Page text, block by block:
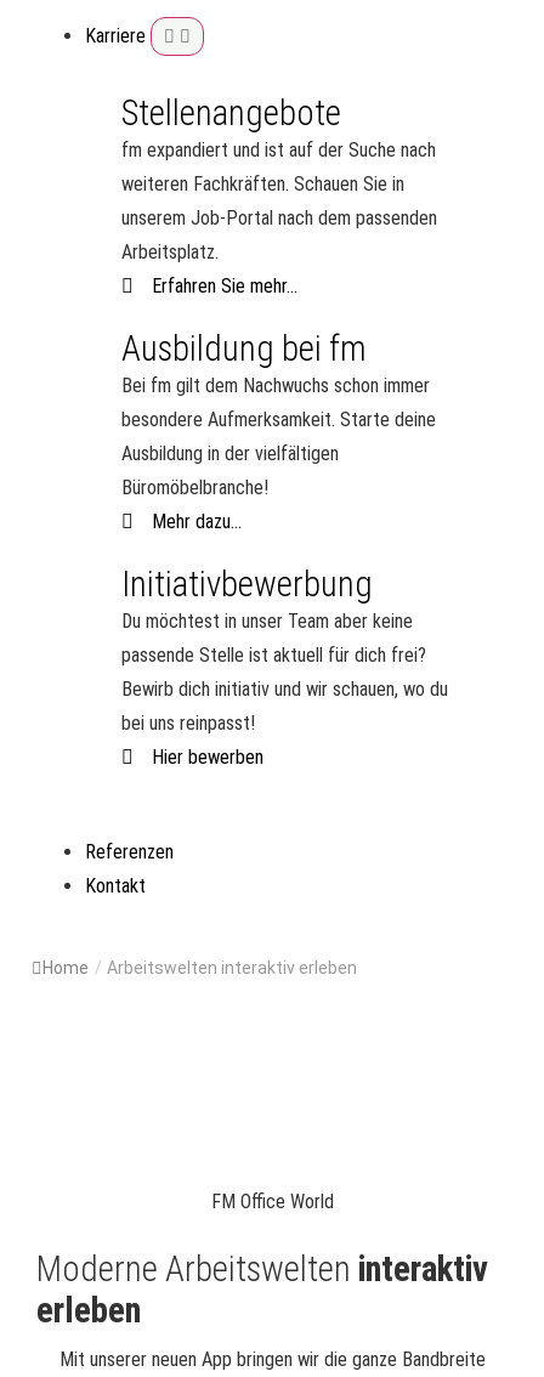
Karriere
Stellenangebote
fm expandiert und ist auf der Suche nach
weiteren Fachkräften. Schauen Sie in
unserem Job-Portal nach dem passenden
Arbeitsplatz.
Erfahren Sie mehr...
Ausbildung bei fm
Bei fm gilt dem Nachwuchs schon immer
besondere Aufmerksamkeit. Starte deine
Ausbildung in der vielfältigen
Büromöbelbranche!
Mehr dazu...
Initiativbewerbung
Du möchtest in unser Team aber keine
passende Stelle ist aktuell für dich frei?
Bewirb dich initiativ und wir schauen, wo du
bei uns reinpasst!
Hier bewerben
Referenzen
Kontakt
Home / Arbeitswelten interaktiv erleben
FM Office World
Moderne Arbeitswelten interaktiv
erleben
Mit unserer neuen App bringen wir die ganze Bandbreite